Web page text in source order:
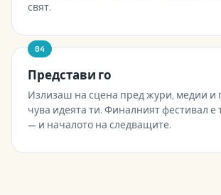
свят.
04
Представи го
Излизаш на сцена пред жури, медии и
чува идеята ти. Финалният фестивал е
— и началото на следващите.